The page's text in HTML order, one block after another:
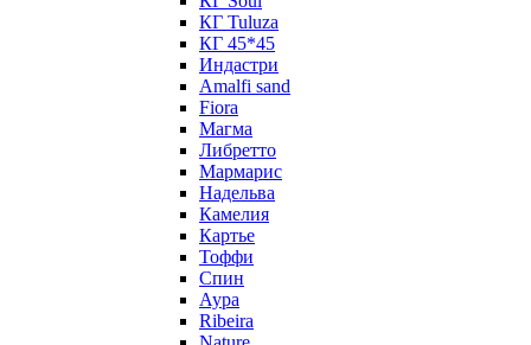
КГ Tuluza
КГ 45*45
Индастри
Amalfi sand
Fiora
Магма
Либретто
Мармарис
Надельва
Камелия
Картье
Тоффи
Спин
Аура
Ribeira